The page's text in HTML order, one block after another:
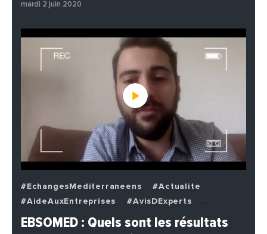
mardi 2 juin 2020
#EchangesMediterraneens
#Actualite
#AideAuxEntreprises
#AvisDExperts
#BuzzNews
#Decideurs
EBSOMED : Quels sont les résultats